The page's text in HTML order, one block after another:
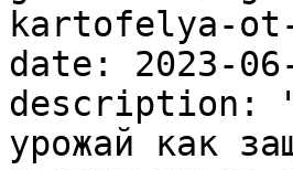
kartofelya-
date: 2023-
description:
урожай как